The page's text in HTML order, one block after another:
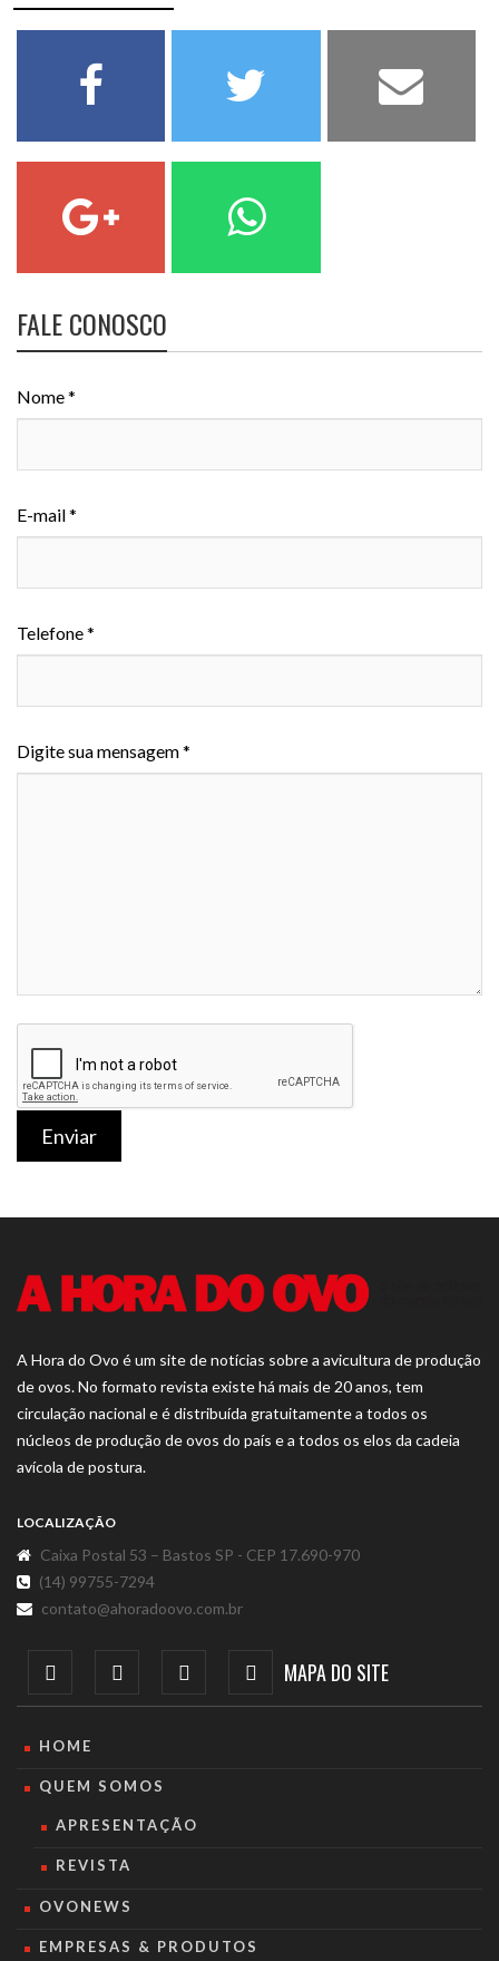
FALE CONOSCO
Nome *
E-mail *
Telefone *
Digite sua mensagem *
Enviar
A Hora do Ovo é um site de notícias sobre a avicultura de produção
de ovos. No formato revista existe há mais de 20 anos, tem
circulação nacional e é distribuída gratuitamente a todos os
núcleos de produção de ovos do país e a todos os elos da cadeia
avícola de postura.
LOCALIZAÇÃO
Caixa Postal 53 – Bastos SP - CEP 17.690-970
(14) 99755-7294
contato@ahoradoovo.com.br
MAPA DO SITE
HOME
QUEM SOMOS
APRESENTAÇÃO
REVISTA
OVONEWS
EMPRESAS & PRODUTOS